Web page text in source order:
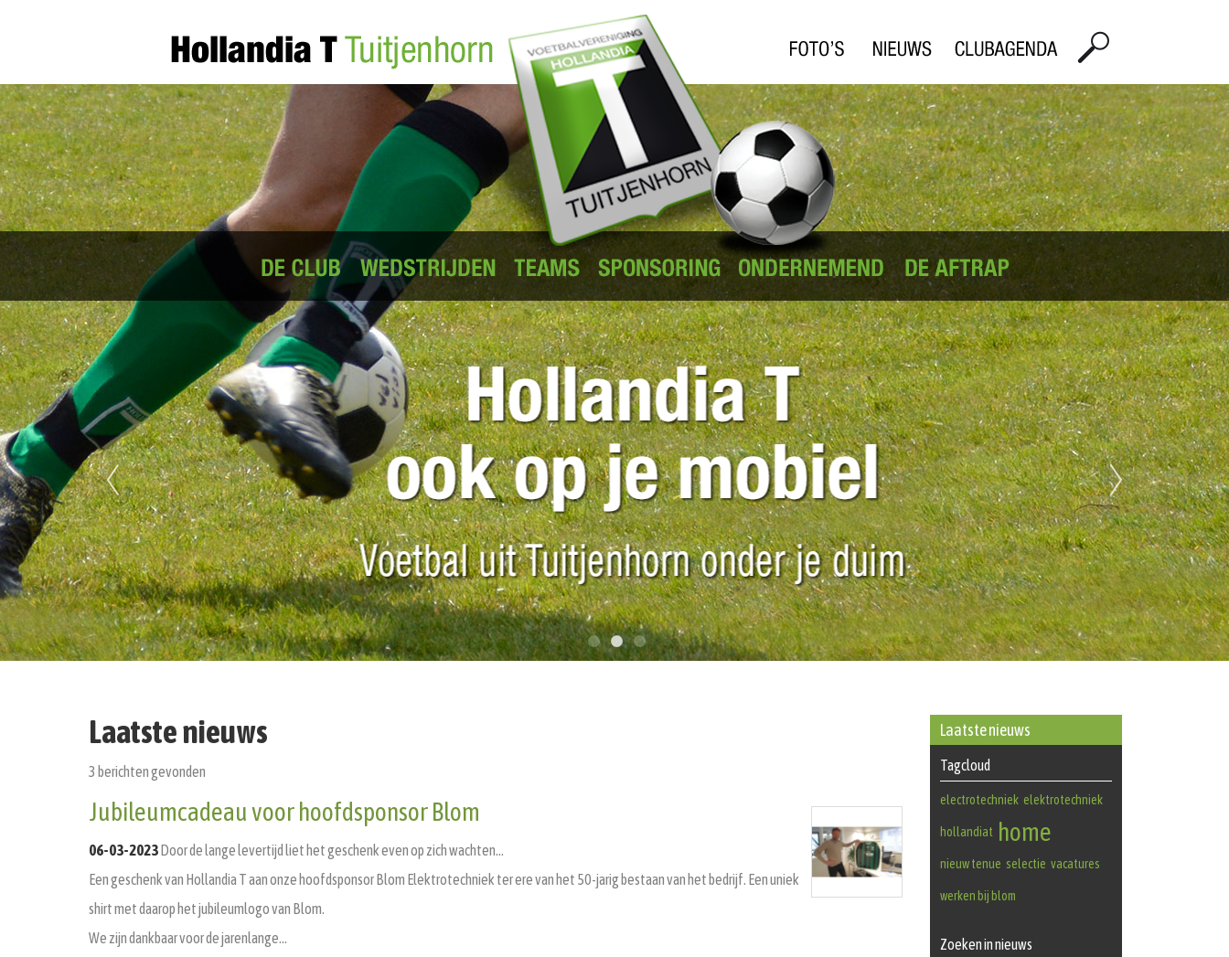
Laatste nieuws
3 berichten gevonden
Jubileumcadeau voor hoofdsponsor Blom
06-03-2023Door de lange levertijd liet het geschenk even op zich wachten...
Een geschenk van Hollandia T aan onze hoofdsponsor Blom Elektrotechniek ter ere van het 50-jarig bestaan van het bedrijf. Een uniek
shirt met daarop het jubileumlogo van Blom.
We zijn dankbaar voor de jarenlange…
Laatste nieuws
Tagcloud
electrotechniek elektrotechniek
hollandiat home
nieuw tenue selectie vacatures
werken bij blom
Zoeken in nieuws